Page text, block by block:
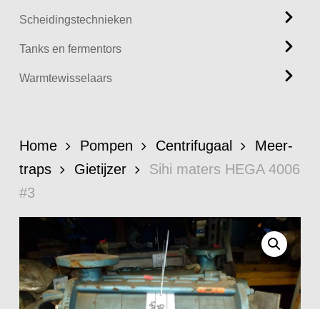
Scheidingstechnieken
Tanks en fermentors
Warmtewisselaars
Home Pompen Centrifugaal
Meer-
traps
Gietijzer
Sihi maters HEGA 4006
#3